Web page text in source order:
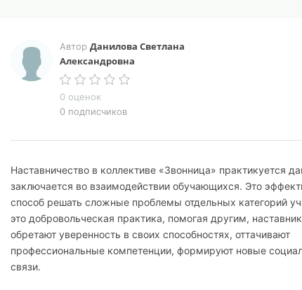
Автор Данилова Светлана
Александровна
0 оценок
0 подписчиков
Наставничество в коллективе «Звонница» практикуется
заключается во взаимодействии обучающихся. Это
способ решать сложные проблемы отдельных категорий
это добровольческая практика, помогая другим,
обретают уверенность в своих способностях, оттачивают
профессиональные компетенции, формируют новые
связи.